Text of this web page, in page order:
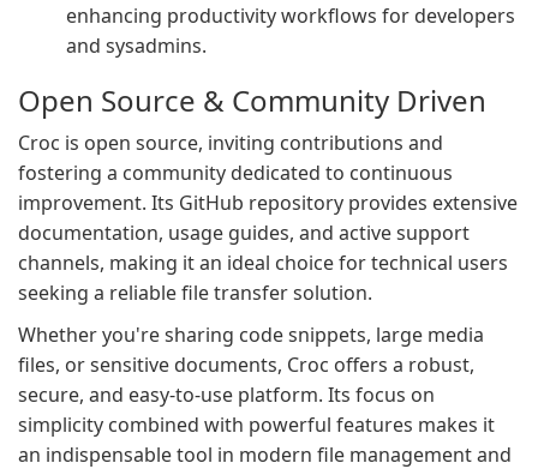
enhancing productivity workflows for developers
and sysadmins.
Open Source & Community Driven
Croc is open source, inviting contributions and
fostering a community dedicated to continuous
improvement. Its GitHub repository provides extensive
documentation, usage guides, and active support
channels, making it an ideal choice for technical users
seeking a reliable file transfer solution.
Whether you're sharing code snippets, large media
files, or sensitive documents, Croc offers a robust,
secure, and easy-to-use platform. Its focus on
simplicity combined with powerful features makes it
an indispensable tool in modern file management and